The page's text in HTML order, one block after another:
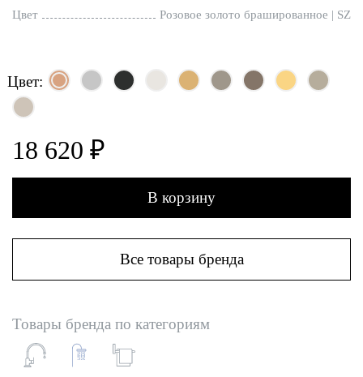
Цвет Розовое золото брашированное | SZ
Цвет:
18 620 ₽
В корзину
Все товары бренда
Товары бренда по категориям